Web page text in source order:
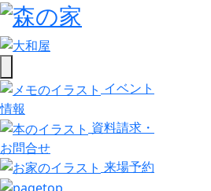
イベント
情報
資料請求・
お問合せ
来場予約